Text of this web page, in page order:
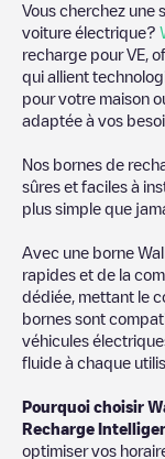
Vous cherchez une
voiture électrique?
recharge pour VE,
qui allient
pour votre maison
adaptée à vos
Nos bornes de
sûres et faciles à
plus simple que
Avec une borne
rapides et de la
dédiée, mettant le
bornes sont
véhicules
fluide à chaque
Pourquoi choisir
Recharge
optimiser vos